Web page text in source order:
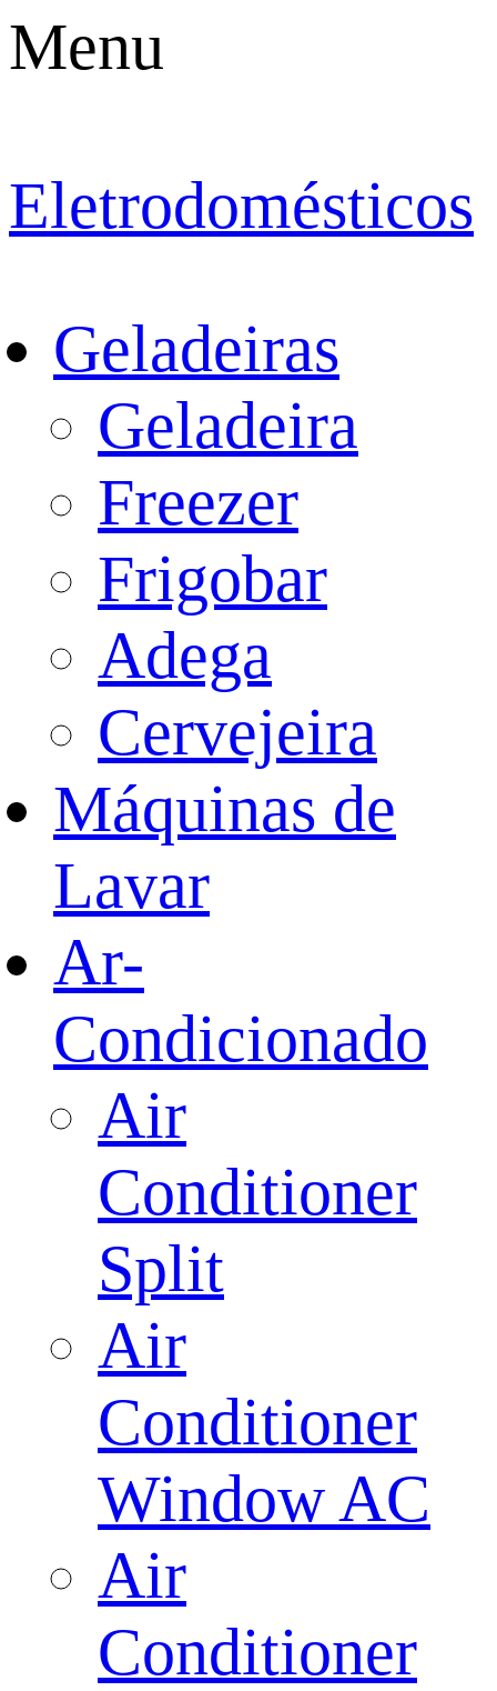
Menu
Eletrodomésticos
Geladeiras
Geladeira
Freezer
Frigobar
Adega
Cervejeira
Máquinas de
Lavar
Ar-
Condicionado
Air
Conditioner
Split
Air
Conditioner
Window AC
Air
Conditioner